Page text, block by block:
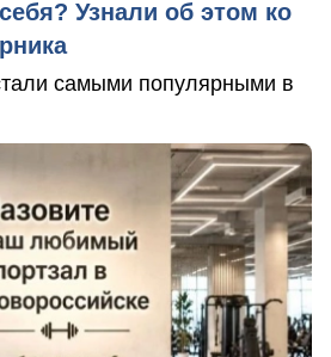
Узнали об этом ко
самыми популярными в